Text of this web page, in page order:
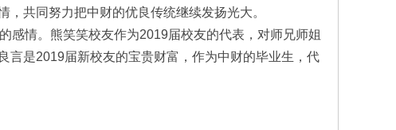
共同努力把中财的优良传统继续发扬光大。
感情。熊笑笑校友作为2019届校友的代表，对师兄师姐
言是2019届新校友的宝贵财富，作为中财的毕业生，代